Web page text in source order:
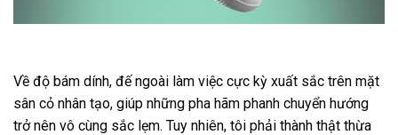
Về độ bám dính, đế ngoài làm việc cực kỳ xuất sắc trên mặt
sân cỏ nhân tạo, giúp những pha hãm phanh chuyển hướng
trở nên vô cùng sắc lẹm. Tuy nhiên, tôi phải thành thật thừa